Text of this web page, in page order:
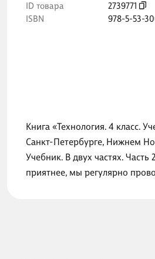
ID товара
2739771
ISBN
978-5-53-
Книга «Технология. 4 класс.
Санкт-Петербурге, Нижнем
Учебник. В двух частях.
приятнее, мы регулярно